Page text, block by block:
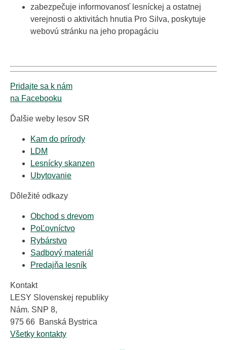
zabezpečuje informovanosť lesníckej a ostatnej
verejnosti o aktivitách hnutia Pro Silva, poskytuje
webovú stránku na jeho propagáciu
Pridajte sa k nám
na Facebooku
Ďalšie weby lesov SR
Kam do prírody
LDM
Lesnícky skanzen
Ubytovanie
Dôležité odkazy
Obchod s drevom
PoĽovníctvo
Rybárstvo
Sadbový materiál
Predajňa lesník
Kontakt
LESY Slovenskej republiky
Nám. SNP 8,
975 66 Banská Bystrica
Všetky kontakty